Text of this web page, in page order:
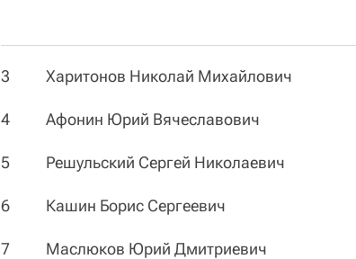
3 Харитонов Николай Михайлович
4 Афонин Юрий Вячеславович
5 Решульский Сергей Николаевич
6 Кашин Борис Сергеевич
7 Маслюков Юрий Дмитриевич